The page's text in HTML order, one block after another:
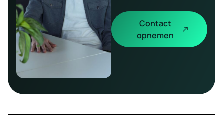
Contact
opnemen